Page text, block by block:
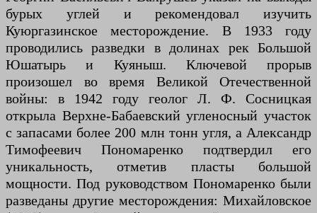
бурых углей и рекомендовал изучить
Куюргазинское месторождение. В 1933 году
проводились разведки в долинах рек Большой
Юшатырь и Куяныш. Ключевой прорыв
произошел во время Великой Отечественной
войны: в 1942 году геолог Л. Ф. Сосницкая
открыла Верхне-Бабаевский угленосный участок
с запасами более 200 млн тонн угля, а Александр
Тимофеевич Пономаренко подтвердил его
уникальность, отметив пласты большой
мощности. Под руководством Пономаренко были
разведаны другие месторождения: Михайловское